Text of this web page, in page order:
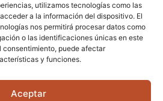
utilizamos tecnologías como las
a la información del dispositivo. El
nos permitirá procesar datos como
o las identificaciones únicas en este
consentimiento, puede afectar
y funciones.
Aceptar
de agua
CONTACTA
SN, 25600, Balaguer